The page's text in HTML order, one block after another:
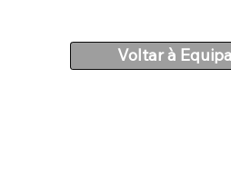
Voltar à